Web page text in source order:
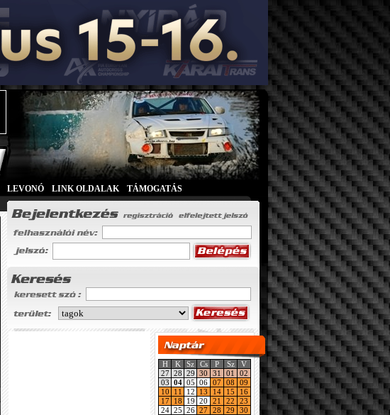
LEVONÓ LINK OLDALAK TÁMOGATÁS
H K Sz Cs P Sz
V
27 28 29 30 31 01
02
03 04 05 06 07 08
09
10
11 12 13 14 15
16
17
18 19 20 21 22
23
24 25 26 27 28 29 30